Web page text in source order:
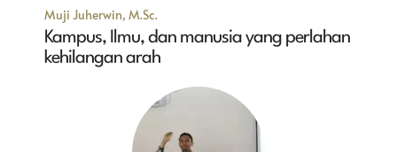
Muji Juherwin, M.Sc.
Kampus, Ilmu, dan manusia yang perlahan
kehilangan arah